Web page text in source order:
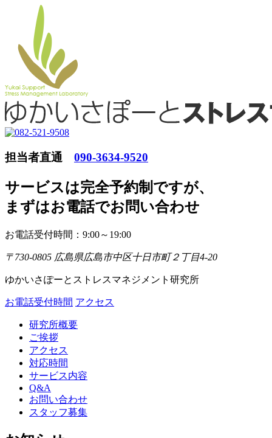
担当者直通 090-3634-9520
サービスは完全予約制ですが、
まずはお電話でお問い合わせ
お電話受付時間：9:00～19:00
〒730-0805 広島県広島市中区十日市町２丁目4-20
ゆかいさぽーとストレスマネジメント研究所
お電話受付時間 アクセス
研究所概要
ご挨拶
アクセス
対応時間
サービス内容
Q&A
お問い合わせ
スタッフ募集